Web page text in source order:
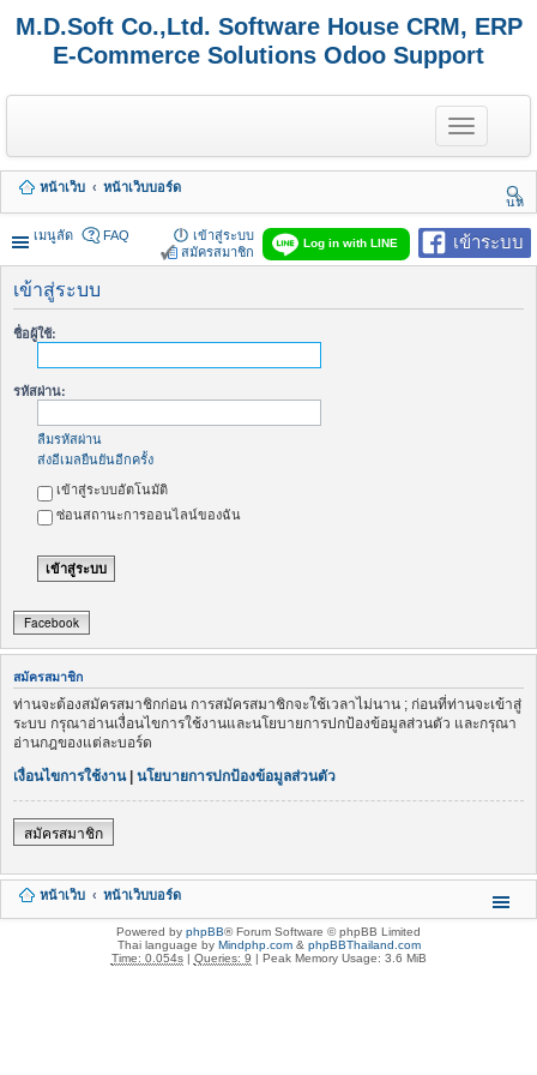
M.D.Soft Co.,Ltd. Software House CRM, ERP
E-Commerce Solutions Odoo Support
T
o
g
e
n
a
v
g
หน้าเว็บ
หน้าเว็บบอร์ด
นห
า
เมนูลัด
เข้าระบบ
Log in with LINE
FAQ
เข้าสู่ระบบ
สมัครสมาชิก
เข้าสู่ระบบ
ชื่อผู้ใช้:
รหัสผ่าน:
ลืมรหัสผ่าน
ส่งอีเมลยืนยันอีกครั้ง
เข้าสู่ระบบอัตโนมัติ
ซ่อนสถานะการออนไลน์ของฉัน
Facebook
สมัครสมาชิก
ท่านจะต้องสมัครสมาชิกก่อน การสมัครสมาชิกจะใช้เวลาไม่นาน ; ก่อนที่ท่านจะเข้าสู่
ระบบ กรุณาอ่านเงื่อนไขการใช้งานและนโยบายการปกป้องข้อมูลส่วนตัว และกรุณา
อ่านกฎของแต่ละบอร์ด
เงื่อนไขการใช้งาน| นโยบายการปกป้องข้อมูลส่วนตัว
สมัครสมาชิก
หน้าเว็บ หน้าเว็บบอร์ด
Powered by phpBB® Forum Software © phpBB Limited
Thai language by Mindphp.com& phpBBThailand.com
Time: 0.054s| Queries: 9 | Peak Memory Usage: 3.6 MiB